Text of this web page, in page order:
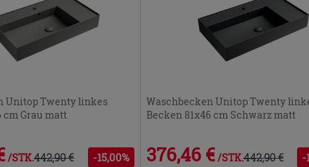
Unitop Twenty linkes
cm Grau matt
/STK.442,90 € -15,00%
Waschbecken Unitop Twenty
Becken 81x46 cm Schwarz matt
376,46 € /STK.442,90 € -